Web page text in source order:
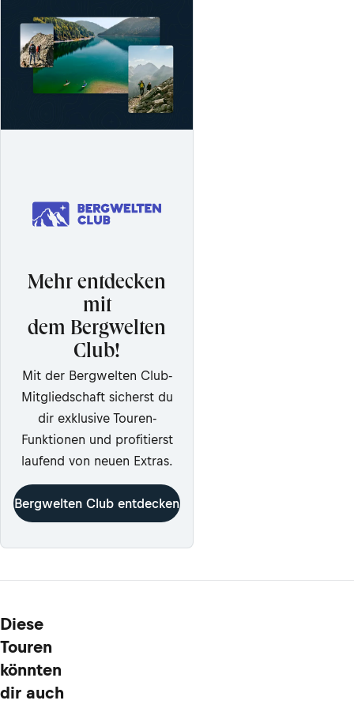
Mehr entdecken
mit
dem Bergwelten
Club!
Mit der Bergwelten Club-
Mitgliedschaft sicherst du
dir exklusive Touren-
Funktionen und profitierst
laufend von neuen Extras.
Bergwelten Club entdecken
Diese
Touren
könnten
dir auch